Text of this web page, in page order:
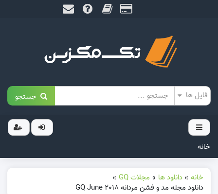
جستجو
خانه
خانه » دانلود ها » مجلات GQ
»
دانلود مجله مد و فشن مردانه GQ June 2018